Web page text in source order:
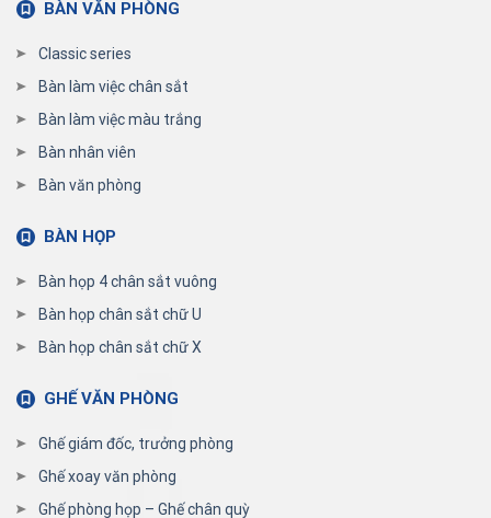
BÀN VĂN PHÒNG
Classic series
Bàn làm việc chân sắt
Bàn làm việc màu trắng
Bàn nhân viên
Bàn văn phòng
BÀN HỌP
Bàn họp 4 chân sắt vuông
Bàn họp chân sắt chữ U
Bàn họp chân sắt chữ X
GHẾ VĂN PHÒNG
Ghế giám đốc, trưởng phòng
Ghế xoay văn phòng
Ghế phòng họp – Ghế chân quỳ